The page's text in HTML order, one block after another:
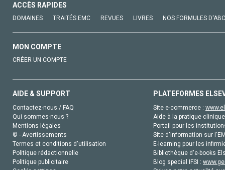
ACCÈS RAPIDES
DOMAINES TRAITÉS EMC REVUES LIVRES NOS FORMULES
MON COMPTE
CRÉER UN COMPTE
AIDE & SUPPORT
Contactez-nous / FAQ
Qui sommes-nous ?
Mentions légales
© - Avertissements
Termes et conditions d'utilisation
Politique rédactionnelle
Politique publicitaire
PLATEFORMES
Site e-commerce :
Aide à la pratique
Portail pour les
Site d'information sur
E-learning pour les
Bibliothèque d'e-books
Blog special IFSI :